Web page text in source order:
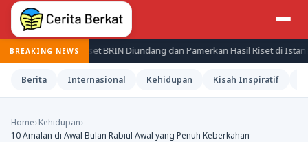
BREAKING NEWS
Periset BRIN Diundang dan Pamerkan Hasil Riset di Istana
Berita Internasional Kehidupan Kisah Inspiratif
Home›Kehidupan›
10 Amalan di Awal Bulan Rabiul Awal yang Penuh Keberkahan